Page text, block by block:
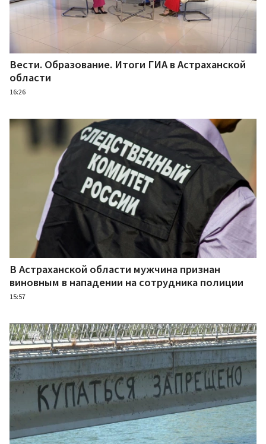
Вести. Образование. Итоги ГИА в Астраханской
области
16:26
В Астраханской области мужчина признан
виновным в нападении на сотрудника полиции
15:57